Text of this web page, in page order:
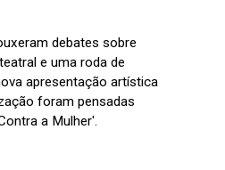
debates sobre
e uma roda de
apresentação artística
foram pensadas
a Mulher'.